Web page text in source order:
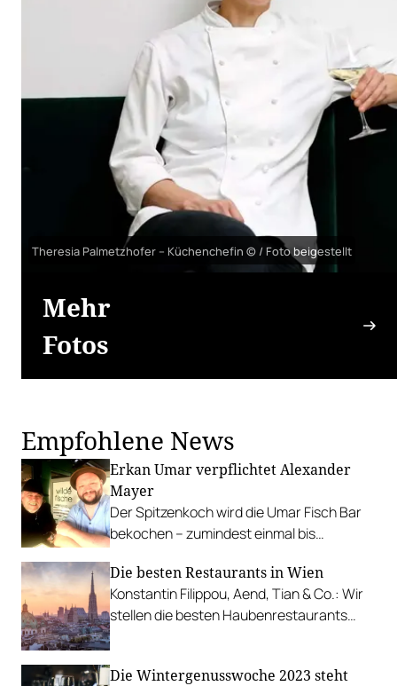
Theresia Palmetzhofer – Küchenchefin © / Foto beigestellt
Mehr
Fotos
Empfohlene News
Erkan Umar verpflichtet Alexander
Mayer
Der Spitzenkoch wird die Umar Fisch Bar
bekochen – zumindest einmal bis
Die besten Restaurants in Wien
Konstantin Filippou, Aend, Tian & Co.: Wir
stellen die besten Haubenrestaurants
Die Wintergenusswoche 2023 steht